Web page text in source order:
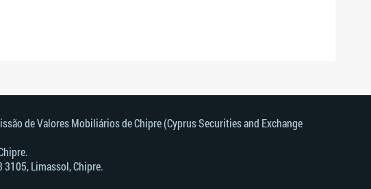
de Valores Mobiliários de Chipre (Cyprus Securities and Exchange
3105, Limassol, Chipre.